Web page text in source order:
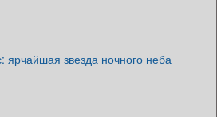
ярчайшая звезда ночного неба